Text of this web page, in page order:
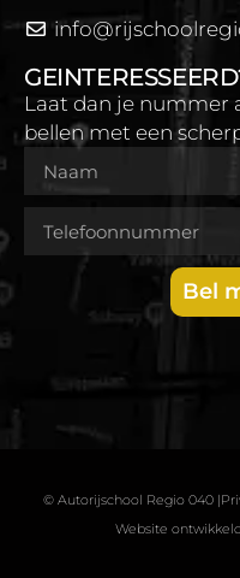
Laat dan je nummer
bellen met een
Bel
© Autorijschool Regio 040 |
Website